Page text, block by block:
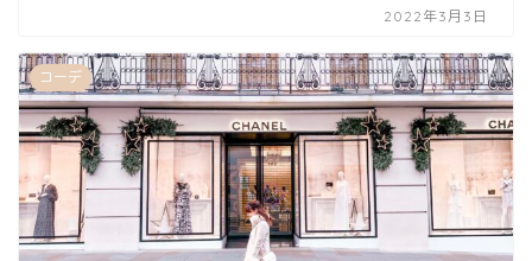
2022年3月3日
コーデ